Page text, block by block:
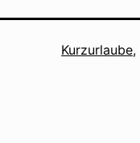
Kategorisiert
Kurzurlaube,